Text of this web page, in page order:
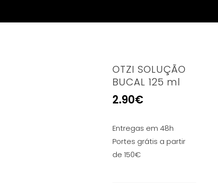
OTZI SOLUÇÃO
BUCAL 125 ml
2.90€
Entregas em 48h
Portes grátis a partir
de 150€